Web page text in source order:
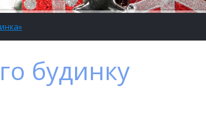
будинку